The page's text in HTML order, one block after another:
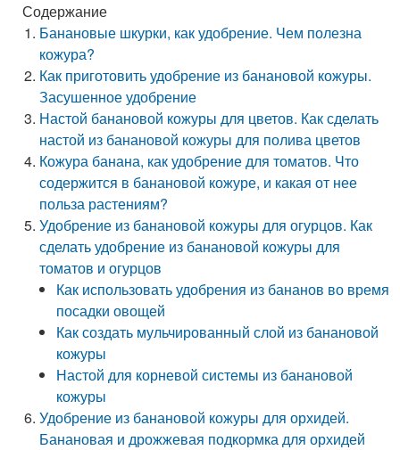
Содержание
Банановые шкурки, как удобрение. Чем полезна
кожура?
Как приготовить удобрение из банановой кожуры.
Засушенное удобрение
Настой банановой кожуры для цветов. Как сделать
настой из банановой кожуры для полива цветов
Кожура банана, как удобрение для томатов. Что
содержится в банановой кожуре, и какая от нее
польза растениям?
Удобрение из банановой кожуры для огурцов. Как
сделать удобрение из банановой кожуры для
томатов и огурцов
Как использовать удобрения из бананов во время
посадки овощей
Как создать мульчированный слой из банановой
кожуры
Настой для корневой системы из банановой
кожуры
Удобрение из банановой кожуры для орхидей.
Банановая и дрожжевая подкормка для орхидей